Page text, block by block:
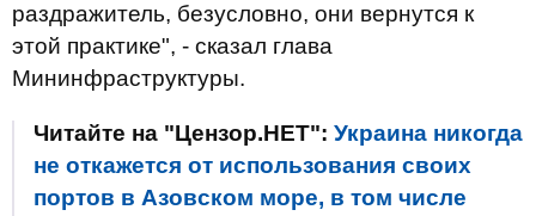
раздражитель, безусловно, они вернутся к
этой практике", - сказал глава
Мининфраструктуры.
Читайте на "Цензор.НЕТ": Украина никогда
не откажется от использования своих
портов в Азовском море, в том числе